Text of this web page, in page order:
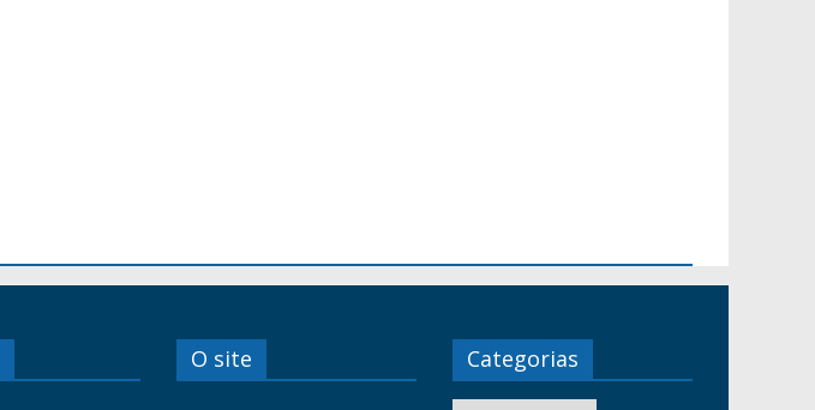
O site Categorias